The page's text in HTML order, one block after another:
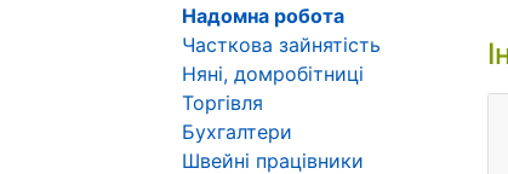
Надомна робота
Часткова зайнятість
Няні, домробітниці
Торгівля
Бухгалтери
Швейні працівники